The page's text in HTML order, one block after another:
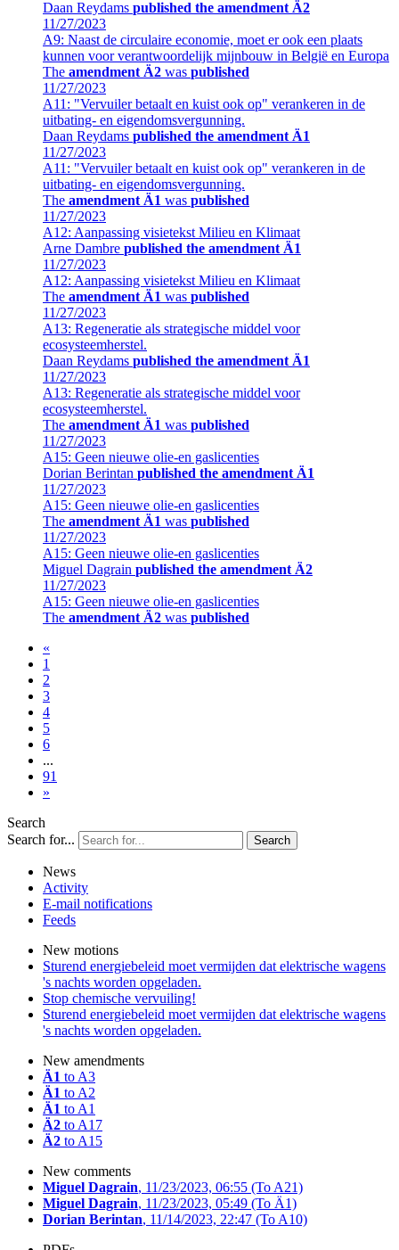
Daan Reydams published the amendment Ä2
11/27/2023
A9: Naast de circulaire economie, moet er ook een plaats
kunnen voor verantwoordelijk mijnbouw in België en Europa
The amendment Ä2 was published
11/27/2023
A11: "Vervuiler betaalt en kuist ook op" verankeren in de
uitbating- en eigendomsvergunning.
Daan Reydams published the amendment Ä1
11/27/2023
A11: "Vervuiler betaalt en kuist ook op" verankeren in de
uitbating- en eigendomsvergunning.
The amendment Ä1 was published
11/27/2023
A12: Aanpassing visietekst Milieu en Klimaat
Arne Dambre published the amendment Ä1
11/27/2023
A12: Aanpassing visietekst Milieu en Klimaat
The amendment Ä1 was published
11/27/2023
A13: Regeneratie als strategische middel voor
ecosysteemherstel.
Daan Reydams published the amendment Ä1
11/27/2023
A13: Regeneratie als strategische middel voor
ecosysteemherstel.
The amendment Ä1 was published
11/27/2023
A15: Geen nieuwe olie-en gaslicenties
Dorian Berintan published the amendment Ä1
11/27/2023
A15: Geen nieuwe olie-en gaslicenties
The amendment Ä1 was published
11/27/2023
A15: Geen nieuwe olie-en gaslicenties
Miguel Dagrain published the amendment Ä2
11/27/2023
A15: Geen nieuwe olie-en gaslicenties
The amendment Ä2 was published
«
1
2
3
4
5
6
...
91
»
Search
Search for...
Search
News
Activity
E-mail notifications
Feeds
New motions
Sturend energiebeleid moet vermijden dat elektrische wagens
's nachts worden opgeladen.
Stop chemische vervuiling!
Sturend energiebeleid moet vermijden dat elektrische wagens
's nachts worden opgeladen.
New amendments
Ä1 to A3
Ä1 to A2
Ä1 to A1
Ä2 to A17
Ä2 to A15
New comments
Miguel Dagrain, 11/23/2023, 06:55 (To A21)
Miguel Dagrain, 11/23/2023, 05:49 (To Ä1)
Dorian Berintan, 11/14/2023, 22:47 (To A10)